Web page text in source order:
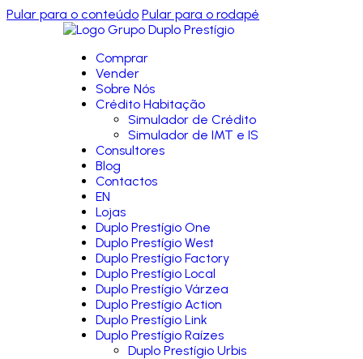
Pular para o conteúdo Pular para o rodapé
Comprar
Vender
Sobre Nós
Crédito Habitação
Simulador de Crédito
Simulador de IMT e IS
Consultores
Blog
Contactos
EN
Lojas
Duplo Prestígio One
Duplo Prestígio West
Duplo Prestígio Factory
Duplo Prestígio Local
Duplo Prestígio Várzea
Duplo Prestígio Action
Duplo Prestígio Link
Duplo Prestígio Raízes
Duplo Prestígio Urbis